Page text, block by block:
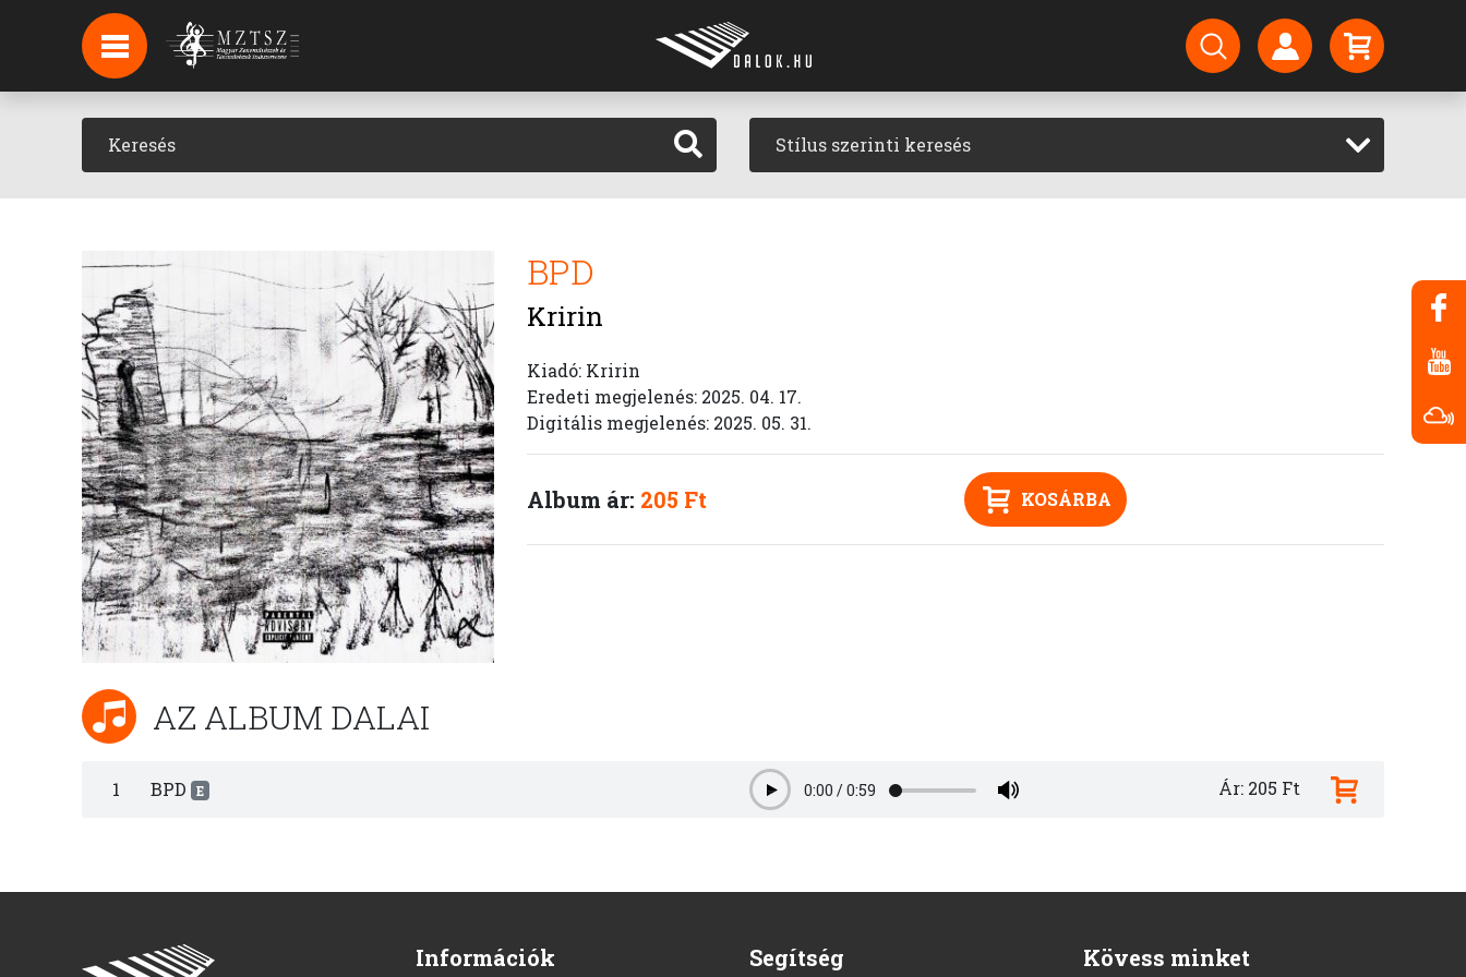
HÍREK
HÍRLEVÉL FELIRATKOZÁS
PODCAST Stílus szerinti keresés
BPD
Kririn
Kiadó: Kririn
Eredeti megjelenés: 2025. 04. 17.
Digitális megjelenés: 2025. 05. 31.
Album ár: 205 Ft KOSÁRBA
AZ ALBUM DALAI
1 BPD E Play0:00 /0:59 Ár: 205 Ft
Információk Segítség Kövess minket